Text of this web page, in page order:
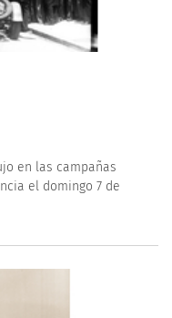
en las campañas
el domingo 7 de